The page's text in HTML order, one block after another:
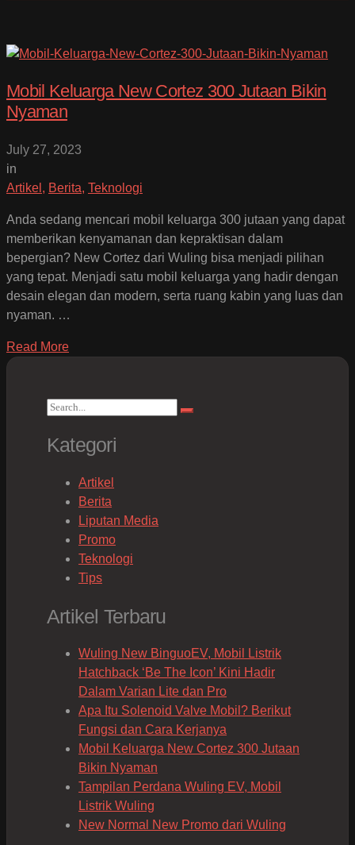
Mobil Keluarga New Cortez 300 Jutaan Bikin
Nyaman
July 27, 2023
in
Artikel , Berita, Teknologi
Anda sedang mencari mobil keluarga 300 jutaan yang dapat
memberikan kenyamanan dan kepraktisan dalam
bepergian? New Cortez dari Wuling bisa menjadi pilihan
yang tepat. Menjadi satu mobil keluarga yang hadir dengan
desain elegan dan modern, serta ruang kabin yang luas dan
nyaman. …
Read More
Search
Search
Kategori
Artikel
Berita
Liputan Media
Promo
Teknologi
Tips
Artikel Terbaru
Wuling New BinguoEV, Mobil Listrik
Hatchback ‘Be The Icon’ Kini Hadir
Dalam Varian Lite dan Pro
Apa Itu Solenoid Valve Mobil? Berikut
Fungsi dan Cara Kerjanya
Mobil Keluarga New Cortez 300 Jutaan
Bikin Nyaman
Tampilan Perdana Wuling EV, Mobil
Listrik Wuling
New Normal New Promo dari Wuling